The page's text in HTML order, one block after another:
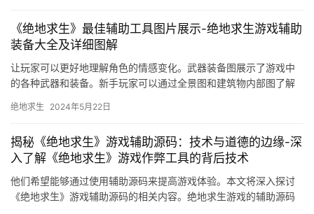
《绝地求生》最佳辅助工具图片展示-绝地求生游戏辅助
装备大全及详细图解
让玩家可以更好地理解角色的情感变化。武器装备图展示了游戏中
的各种武器和装备。新手玩家可以通过全景图和建筑物内部图了解
绝地求生 2024年5月22日
揭秘《绝地求生》游戏辅助源码：技术与道德的边缘-深
入了解《绝地求生》游戏作弊工具的背后技术
他们希望能够通过使用辅助源码来提高游戏体验。本文将深入探讨
《绝地求生》游戏辅助源码的相关内容。绝地求生游戏的辅助源码